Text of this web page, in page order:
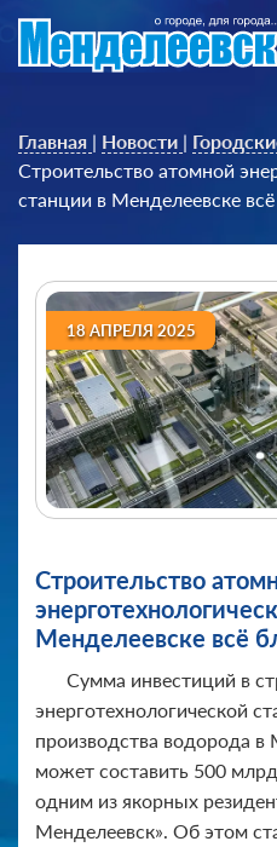
Главная | Новости |
Строительство атомной
станции в Менделеевске
18 АПРЕЛЯ 2025
Строительство
Менделеевске всё
Сумма инвестиций в
энерготехнологической
производства водорода
может составить 500
одним из якорных
Менделеевск». Об этом